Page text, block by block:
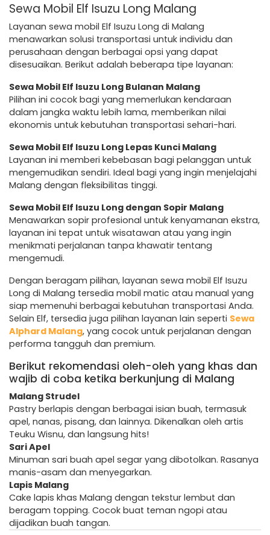
Sewa Mobil Elf Isuzu Long Malang
Layanan sewa mobil Elf Isuzu Long di Malang
menawarkan solusi transportasi untuk individu dan
perusahaan dengan berbagai opsi yang dapat
disesuaikan. Berikut adalah beberapa tipe layanan:
Sewa Mobil Elf Isuzu Long Bulanan Malang
Pilihan ini cocok bagi yang memerlukan kendaraan
dalam jangka waktu lebih lama, memberikan nilai
ekonomis untuk kebutuhan transportasi sehari-hari.
Sewa Mobil Elf Isuzu Long Lepas Kunci Malang
Layanan ini memberi kebebasan bagi pelanggan untuk
mengemudikan sendiri. Ideal bagi yang ingin menjelajahi
Malang dengan fleksibilitas tinggi.
Sewa Mobil Elf Isuzu Long dengan Sopir Malang
Menawarkan sopir profesional untuk kenyamanan ekstra,
layanan ini tepat untuk wisatawan atau yang ingin
menikmati perjalanan tanpa khawatir tentang
mengemudi.
Dengan beragam pilihan, layanan sewa mobil Elf Isuzu
Long di Malang tersedia mobil matic atau manual yang
siap memenuhi berbagai kebutuhan transportasi Anda.
Selain Elf, tersedia juga pilihan layanan lain seperti Sewa
Alphard Malang, yang cocok untuk perjalanan dengan
performa tangguh dan premium.
Berikut rekomendasi oleh-oleh yang khas dan
wajib di coba ketika berkunjung di Malang
Malang Strudel
Pastry berlapis dengan berbagai isian buah, termasuk
apel, nanas, pisang, dan lainnya. Dikenalkan oleh artis
Teuku Wisnu, dan langsung hits!
Sari Apel
Minuman sari buah apel segar yang dibotolkan. Rasanya
manis-asam dan menyegarkan.
Lapis Malang
Cake lapis khas Malang dengan tekstur lembut dan
beragam topping. Cocok buat teman ngopi atau
dijadikan buah tangan.